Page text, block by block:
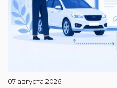
07 августа 2026